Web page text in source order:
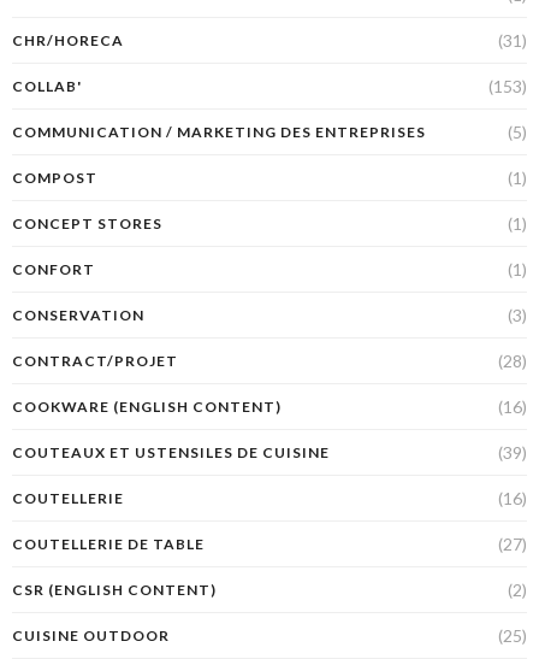
CHR/HORECA (31)
COLLAB' (153)
COMMUNICATION / MARKETING DES ENTREPRISES (5)
COMPOST (1)
CONCEPT STORES (1)
CONFORT (1)
CONSERVATION (3)
CONTRACT/PROJET (28)
COOKWARE (ENGLISH CONTENT) (16)
COUTEAUX ET USTENSILES DE CUISINE (39)
COUTELLERIE (16)
COUTELLERIE DE TABLE (27)
CSR (ENGLISH CONTENT) (2)
CUISINE OUTDOOR (25)